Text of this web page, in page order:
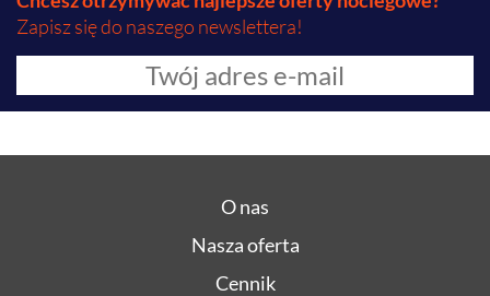
Zapisz się do naszego newslettera!
O nas
Nasza oferta
Cennik